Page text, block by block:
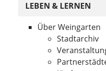
LEBEN & LERNEN
Über Weingarten
Stadtarchiv